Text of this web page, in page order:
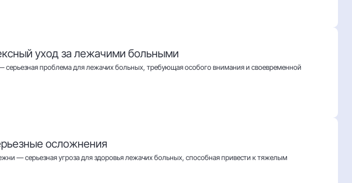
уход за лежачими больными
проблема для лежачих больных, требующая особого внимания и своевременной
осложнения
— серьезная угроза для здоровья лежачих больных, способная привести к тяжелым